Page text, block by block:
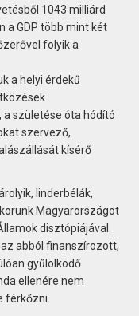
1043 milliárd
a GDP több mint két
folyik a
a helyi érdekű
a születése óta hódító
szervező,
kísérő
linderbélák,
Magyarországot
disztópiájával
abból finanszírozott,
gyűlölködő
ellenére nem
férkőzni.